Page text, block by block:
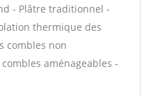
- Plâtre traditionnel -
thermique des
combles non
aménageables -